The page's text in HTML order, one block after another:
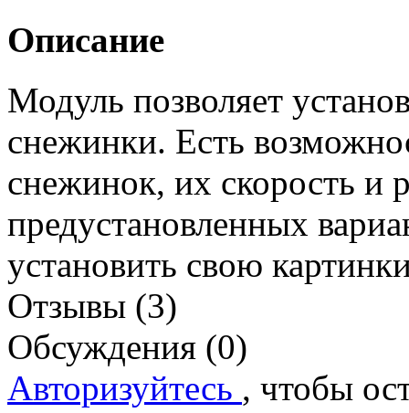
Описание
Модуль позволяет
снежинки. Есть
снежинок, их скорость и
предустановленных
установить свою
Отзывы (3)
Обсуждения (0)
Авторизуйтесь , чтобы